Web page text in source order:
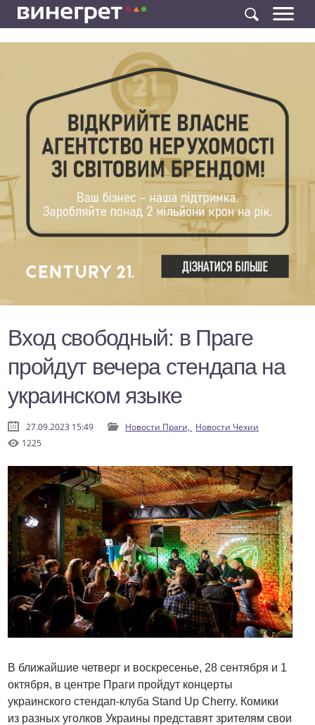
Вход свободный: в Праге
пройдут вечера стендапа на
украинском языке
27.09.2023 15:49 Новости Праги, Новости Чехии
1225
В ближайшие четверг и воскресенье, 28 сентября и 1
октября, в центре Праги пройдут концерты
украинского стендап-клуба Stand Up Cherry. Комики
из разных уголков Украины представят зрителям свои